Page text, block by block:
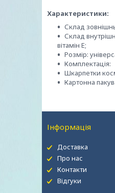
Характеристики:
Склад
Склад
вітамін Е;
Розмір:
Комплектація:
Шкарпетки
Картонна
Інформація
Доставка
Про нас
Контакти
Відгуки